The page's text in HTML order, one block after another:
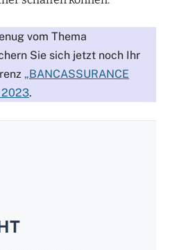
vom Thema
Sie sich jetzt noch Ihr
„BANCASSURANCE
2023.